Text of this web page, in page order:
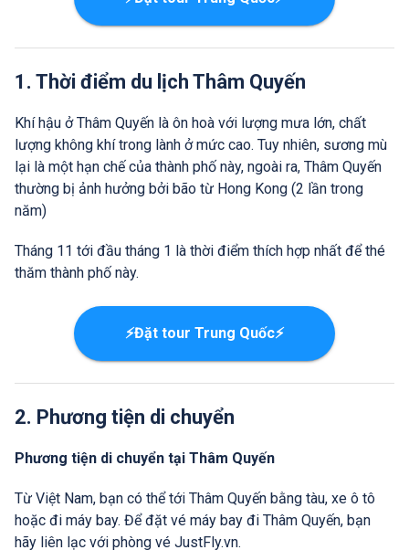
1. Thời điểm du lịch Thâm Quyến
Khí hậu ở Thâm Quyến là ôn hoà với lượng mưa lớn, chất
lượng không khí trong lành ở mức cao. Tuy nhiên, sương mù
lại là một hạn chế của thành phố này, ngoài ra, Thâm Quyến
thường bị ảnh hưởng bởi bão từ Hong Kong (2 lần trong
năm)
Tháng 11 tới đầu tháng 1 là thời điểm thích hợp nhất để thé
thăm thành phố này.
⚡Đặt tour Trung Quốc⚡
2. Phương tiện di chuyển
Phương tiện di chuyển tại Thâm Quyến
Từ Việt Nam, bạn có thể tới Thâm Quyến bằng tàu, xe ô tô
hoặc đi máy bay. Để đặt vé máy bay đi Thâm Quyến, bạn
hãy liên lạc với phòng vé JustFly.vn.